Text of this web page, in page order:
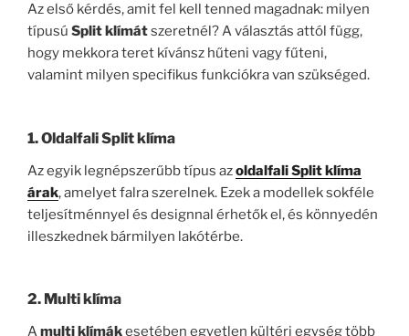
Az első kérdés, amit fel kell tenned magadnak: milyen
típusú Split klímátszeretnél? A választás attól függ,
hogy mekkora teret kívánsz hűteni vagy fűteni,
valamint milyen specifikus funkciókra van szükséged.
1.Oldalfali Split klíma
Az egyik legnépszerűbb típus azoldalfali Split klíma
árak, amelyet falra szerelnek. Ezek a modellek sokféle
teljesítménnyel és designnal érhetők el, és könnyedén
illeszkednek bármilyen lakótérbe.
2. Multi klíma
Amulti klímákesetében egyetlen kültéri egység több